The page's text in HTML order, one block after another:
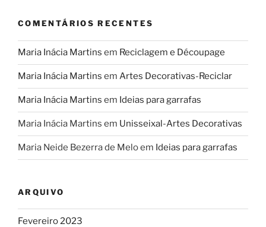
COMENTÁRIOS RECENTES
Maria Inácia Martins em Reciclagem e Découpage
Maria Inácia Martins em Artes Decorativas-Reciclar
Maria Inácia Martins em Ideias para garrafas
Maria Inácia Martins em Unisseixal-Artes Decorativas
Maria Neide Bezerra de Meloem Ideias para garrafas
ARQUIVO
Fevereiro 2023